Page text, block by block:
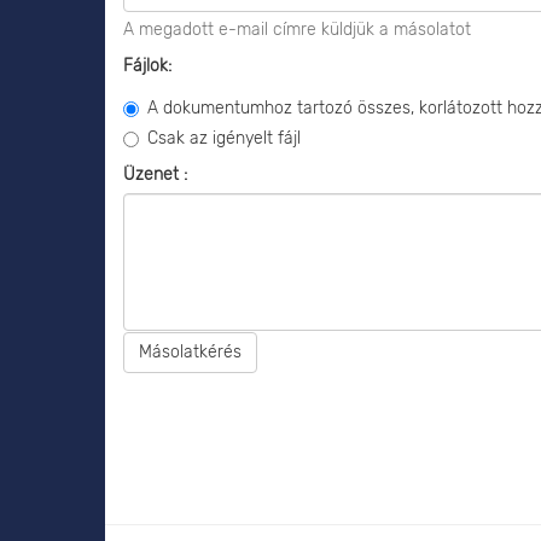
A megadott e-mail címre küldjük a másolatot
Fájlok:
A dokumentumhoz tartozó összes, korlátozott
Csak az igényelt fájl
Üzenet :
Másolatkérés